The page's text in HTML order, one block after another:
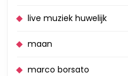
live muziek huwelijk
maan
marco borsato